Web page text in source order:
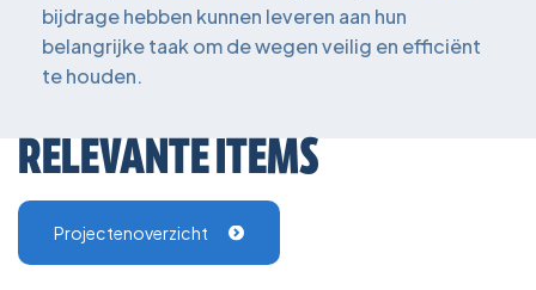
bijdrage hebben kunnen leveren aan hun
belangrijke taak om de wegen veilig en efficiënt
te houden.
RELEVANTE ITEMS
Projectenoverzicht